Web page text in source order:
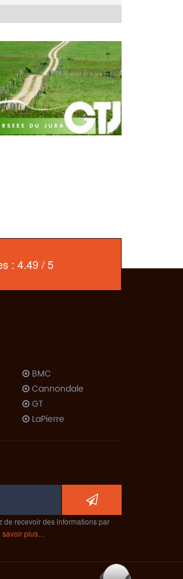
: 4.49 / 5
BMC
Cannondale
GT
LaPierre
Specialized
Trek
de recevoir des informations par
savoir plus…